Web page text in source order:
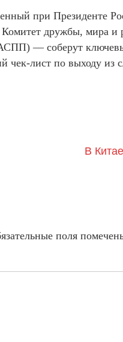
при Президенте
дружбы, мира и
— соберут
чек-лист по выходу из
В
поля